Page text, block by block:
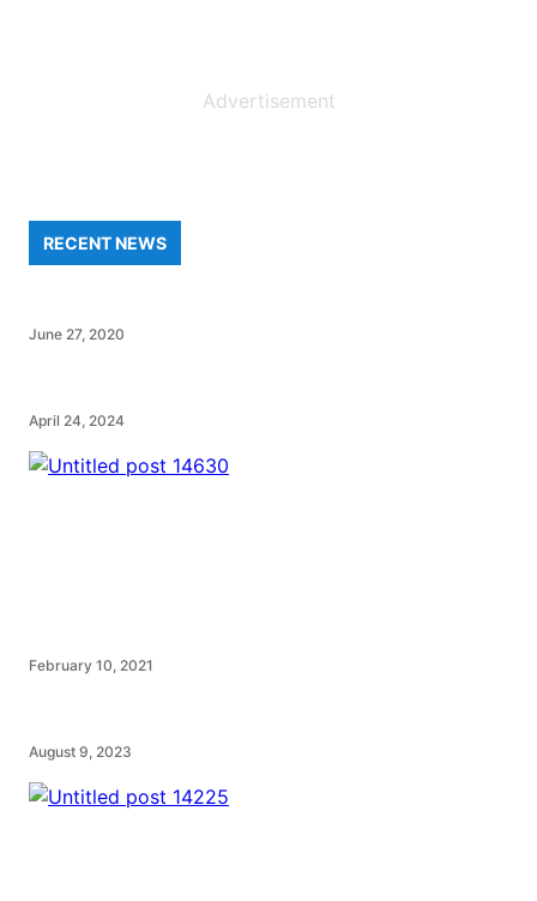
Advertisement
RECENT NEWS
June 27, 2020
April 24, 2024
February 10, 2021
August 9, 2023